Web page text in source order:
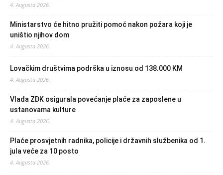
4. Augusta 2026.
Ministarstvo će hitno pružiti pomoć nakon požara koji je
uništio njihov dom
4. Augusta 2026.
Lovačkim društvima podrška u iznosu od 138.000 KM
4. Augusta 2026.
Vlada ZDK osigurala povećanje plaće za zaposlene u
ustanovama kulture
4. Augusta 2026.
Plaće prosvjetnih radnika, policije i državnih službenika od 1.
jula veće za 10 posto
4. Augusta 2026.